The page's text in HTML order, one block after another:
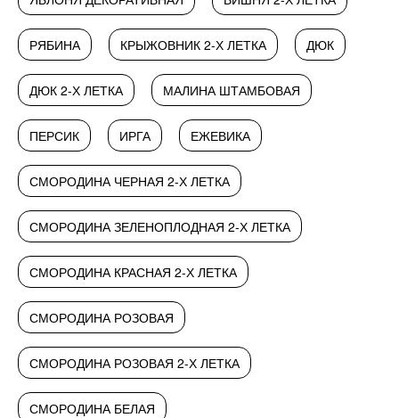
РЯБИНА КРЫЖОВНИК 2-Х ЛЕТКА ДЮК
ДЮК 2-Х ЛЕТКА МАЛИНА ШТАМБОВАЯ
ПЕРСИК ИРГА ЕЖЕВИКА
СМОРОДИНА ЧЕРНАЯ 2-Х ЛЕТКА
СМОРОДИНА ЗЕЛЕНОПЛОДНАЯ 2-Х ЛЕТКА
СМОРОДИНА КРАСНАЯ 2-Х ЛЕТКА
СМОРОДИНА РОЗОВАЯ
СМОРОДИНА РОЗОВАЯ 2-Х ЛЕТКА
СМОРОДИНА БЕЛАЯ